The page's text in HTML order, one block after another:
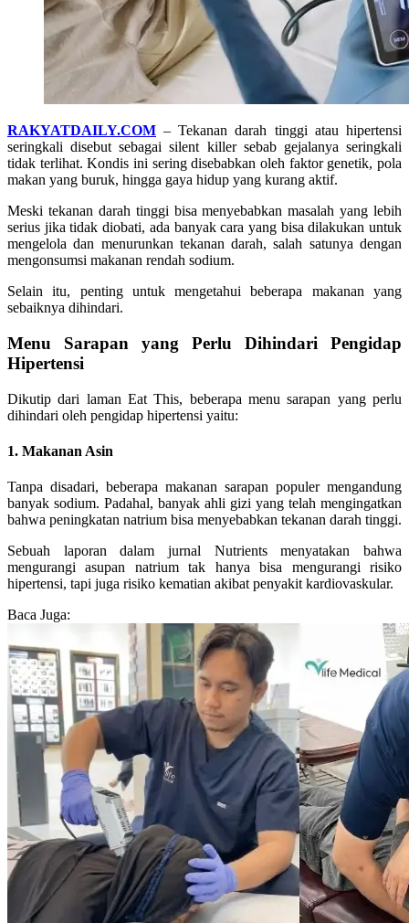
RAKYATDAILY.COM – Tekanan darah tinggi atau hipertensi
seringkali disebut sebagai silent killer sebab gejalanya seringkali
tidak terlihat. Kondis ini sering disebabkan oleh faktor genetik, pola
makan yang buruk, hingga gaya hidup yang kurang aktif.
Meski tekanan darah tinggi bisa menyebabkan masalah yang lebih
serius jika tidak diobati, ada banyak cara yang bisa dilakukan untuk
mengelola dan menurunkan tekanan darah, salah satunya dengan
mengonsumsi makanan rendah sodium.
Selain itu, penting untuk mengetahui beberapa makanan yang
sebaiknya dihindari.
Menu Sarapan yang Perlu Dihindari Pengidap
Hipertensi
Dikutip dari laman Eat This, beberapa menu sarapan yang perlu
dihindari oleh pengidap hipertensi yaitu:
1. Makanan Asin
Tanpa disadari, beberapa makanan sarapan populer mengandung
banyak sodium. Padahal, banyak ahli gizi yang telah mengingatkan
bahwa peningkatan natrium bisa menyebabkan tekanan darah tinggi.
Sebuah laporan dalam jurnal Nutrients menyatakan bahwa
mengurangi asupan natrium tak hanya bisa mengurangi risiko
hipertensi, tapi juga risiko kematian akibat penyakit kardiovaskular.
Baca Juga: